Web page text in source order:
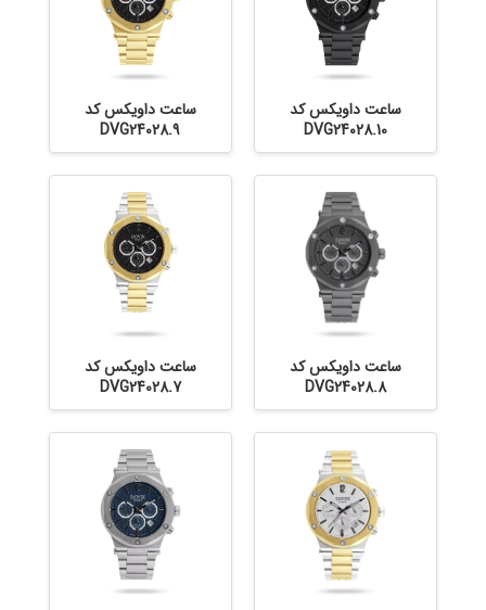
ساعت داویکس کد
DVG24028.10
ساعت داویکس کد
DVG24028.9
ساعت داویکس کد
DVG24028.8
ساعت داویکس کد
DVG24028.7